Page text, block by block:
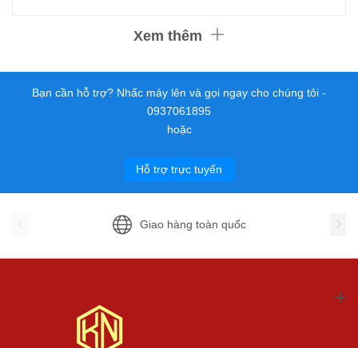
Xem thêm
Bạn cần hỗ trợ? Nhấc máy lên và gọi ngay cho chúng tôi -
0937061895
hoặc
Hỗ trợ trực tuyến
Giao hàng toàn quốc